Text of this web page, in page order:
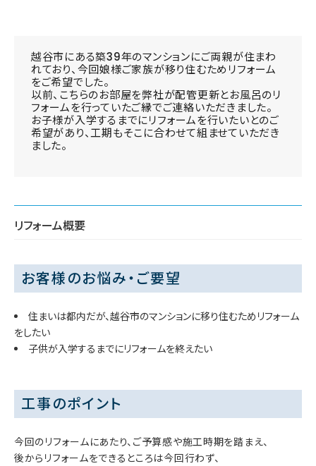
越谷市にある築39年のマンションにご両親が住まわ
れており、今回娘様ご家族が移り住むためリフォーム
をご希望でした。
以前、こちらのお部屋を弊社が配管更新とお風呂のリ
フォームを行っていたご縁でご連絡いただきました。
お子様が入学するまでにリフォームを行いたいとのご
希望があり、工期もそこに合わせて組ませていただき
ました。
リフォーム概要
お客様のお悩み・ご要望
住まいは都内だが、越谷市のマンションに移り住むためリフォーム
をしたい
子供が入学するまでにリフォームを終えたい
工事のポイント
今回のリフォームにあたり、ご予算感や施工時期を踏まえ、
後からリフォームをできるところは今回行わず、